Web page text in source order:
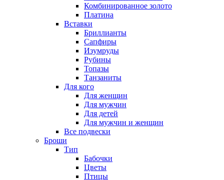
Комбинированное золото
Платина
Вставки
Бриллианты
Сапфиры
Изумруды
Рубины
Топазы
Танзаниты
Для кого
Для женщин
Для мужчин
Для детей
Для мужчин и женщин
Все подвески
Броши
Тип
Бабочки
Цветы
Птицы